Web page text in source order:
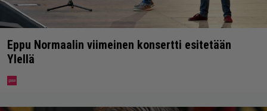
Eppu Normaalin viimeinen konsertti esitetään
Ylellä